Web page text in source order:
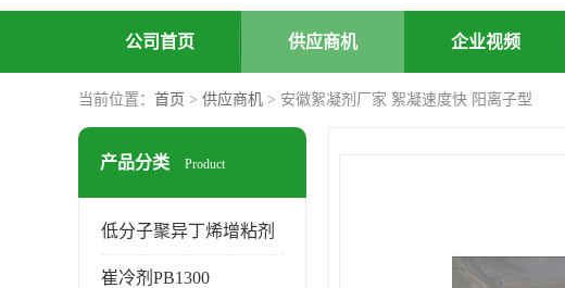
公司首页 供应商机 企业视频
当前位置： 首页 > 供应商机 > 安徽絮凝剂厂家 絮凝速度快 阳离子型
产品分类 Product
低分子聚异丁烯增粘剂
崔冷剂PB1300